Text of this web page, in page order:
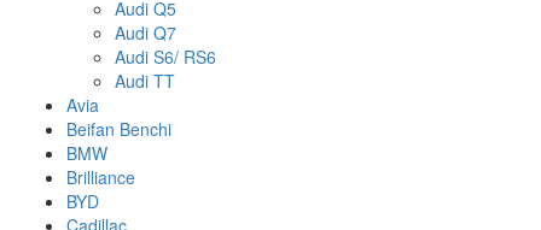
Audi Q5
Audi Q7
Audi S6/ RS6
Audi TT
Avia
Beifan Benchi
BMW
Brilliance
BYD
Cadillac